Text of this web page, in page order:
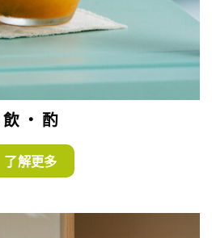
飲 ・ 酌
了解更多